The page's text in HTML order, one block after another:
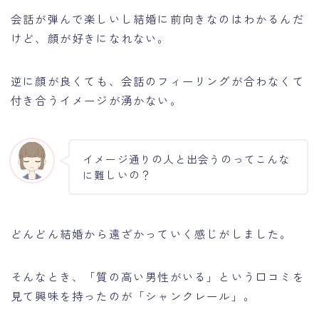
会話が弾んで楽しいし結婚に前向きなのはわかるんだ
けど、顔が好きになれない。
逆に顔が良くても、会話のフィーリングが合わなくて
付き合うイメージが湧かない。
イメージ通りの人と出会うのってこんな
に難しいの？
どんどん結婚から遠ざかっていく感じがしました。
そんなとき、「質の高い男性がいる」という口コミを
見て興味を持ったのが「シャンクレール」。